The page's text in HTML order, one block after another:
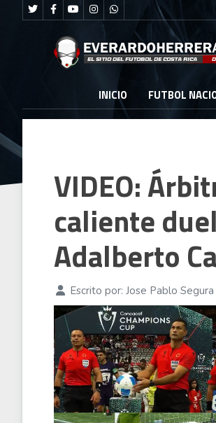
INICIO FUTBOL
VIDEO:
caliente
Adalberto
Escrito por: Jose Pablo